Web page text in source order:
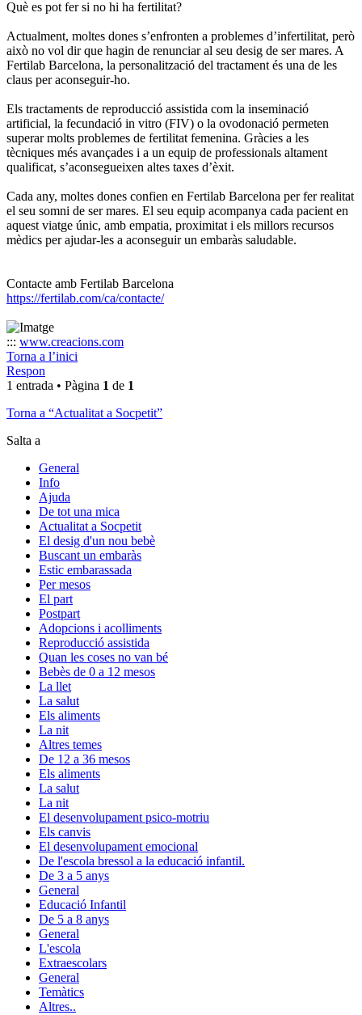
Què es pot fer si no hi ha fertilitat?
Actualment, moltes dones s’enfronten a problemes d’infertilitat, però
això no vol dir que hagin de renunciar al seu desig de ser mares. A
Fertilab Barcelona, la personalització del tractament és una de les
claus per aconseguir-ho.
Els tractaments de reproducció assistida com la inseminació
artificial, la fecundació in vitro (FIV) o la ovodonació permeten
superar molts problemes de fertilitat femenina. Gràcies a les
tècniques més avançades i a un equip de professionals altament
qualificat, s’aconsegueixen altes taxes d’èxit.
Cada any, moltes dones confien en Fertilab Barcelona per fer realitat
el seu somni de ser mares. El seu equip acompanya cada pacient en
aquest viatge únic, amb empatia, proximitat i els millors recursos
mèdics per ajudar-les a aconseguir un embaràs saludable.
Contacte amb Fertilab Barcelona
https://fertilab.com/ca/contacte/
::: www.creacions.com
Torna a l’inici
Respon
1 entrada • Pàgina 1 de 1
Torna a “Actualitat a Socpetit”
Salta a
General
Info
Ajuda
De tot una mica
Actualitat a Socpetit
El desig d'un nou bebè
Buscant un embaràs
Estic embarassada
Per mesos
El part
Postpart
Adopcions i acolliments
Reproducció assistida
Quan les coses no van bé
Bebès de 0 a 12 mesos
La llet
La salut
Els aliments
La nit
Altres temes
De 12 a 36 mesos
Els aliments
La salut
La nit
El desenvolupament psico-motriu
Els canvis
El desenvolupament emocional
De l'escola bressol a la educació infantil.
De 3 a 5 anys
General
Educació Infantil
De 5 a 8 anys
General
L'escola
Extraescolars
General
Temàtics
Altres..